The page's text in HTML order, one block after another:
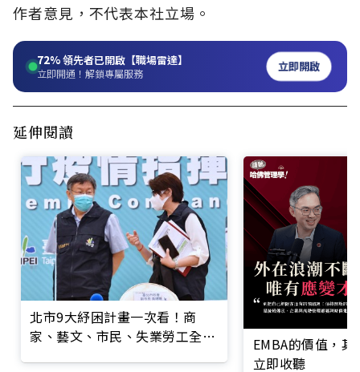
作者意見，不代表本社立場。
72%領先者已開啟【職場雷達】
立即開通！解鎖專屬服務 立即開啟
延伸閱讀
北市9大紓困計畫一次看！商
家、藝文、市民、失業勞工全都
EMBA的價值，
立即收聽